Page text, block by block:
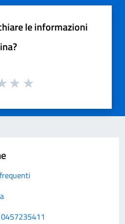
le informazioni